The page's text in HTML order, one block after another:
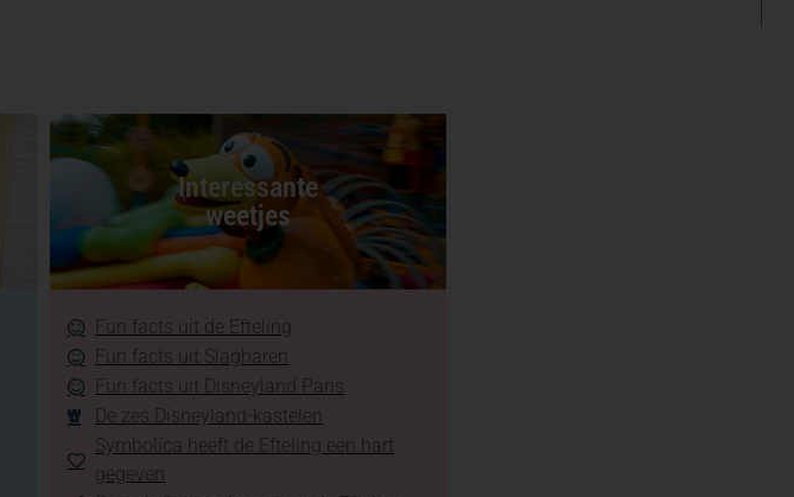
Interessante
weetjes
Fun facts uit de Efteling
Fun facts uit Slagharen
Fun facts uit Disneyland Paris
De zes Disneyland-kastelen
Symbolica heeft de Efteling een hart
gegeven